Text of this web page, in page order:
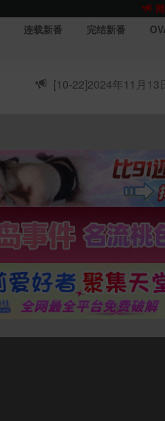
连载新番 完结新番
[10-22]2024年11月13